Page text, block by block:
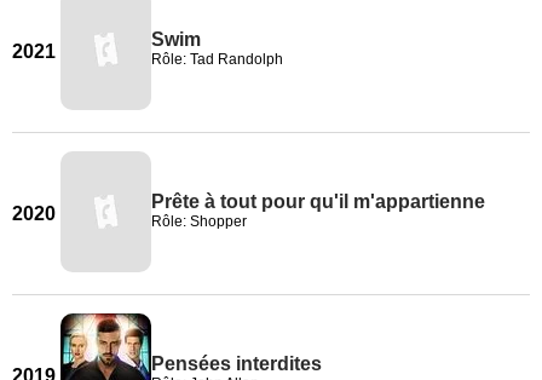
2021
Swim
Rôle: Tad Randolph
2020
Prête à tout pour qu'il m'appartienne
Rôle: Shopper
2019
Pensées interdites